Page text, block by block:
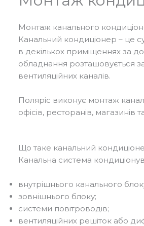
Монтаж канального
Канальний кондиціонер – це
в декількох приміщеннях за
обладнання розташовується
вентиляційних каналів.
Поляріс виконує монтаж
офісів, ресторанів, магазинів
Що таке канальний
Канальна система
внутрішнього канального
зовнішнього блоку;
системи повітроводів;
вентиляційних решіток або